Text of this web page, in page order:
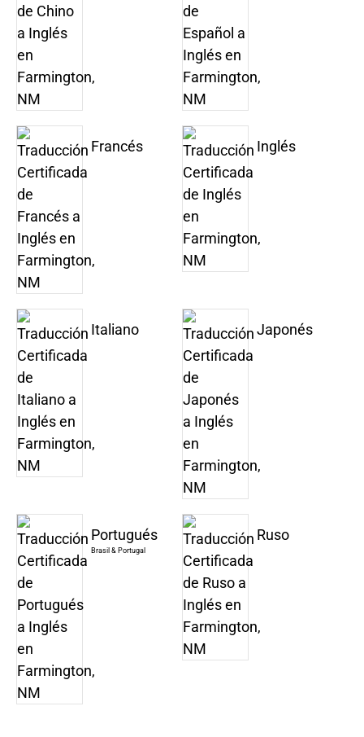
Francés Inglés
Italiano Japonés
Portugués
Brasil & Portugal
Ruso